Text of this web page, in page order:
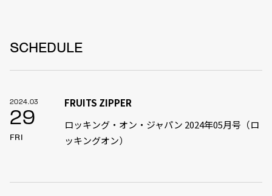
SCHEDULE
2024.03
29
FRI
FRUITS ZIPPER
ロッキング・オン・ジャパン 2024年05月号（ロ
ッキングオン）